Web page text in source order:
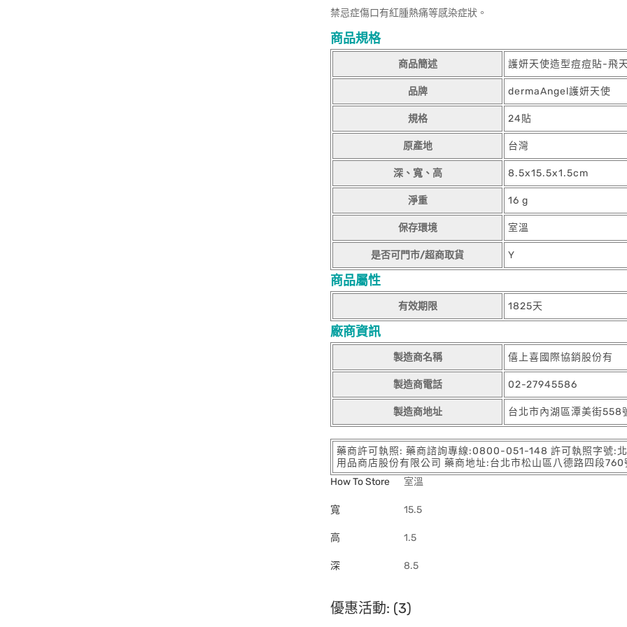
禁忌症傷口有紅腫熱痛等感染症狀。
商品規格
商品簡述 護妍天使造型痘痘貼-飛
品牌 dermaAngel護妍天使
規格 24貼
原產地 台灣
深、寬、高 8.5x15.5x1.5cm
淨重 16 g
保存環境 室溫
是否可門市/超商取貨 Y
商品屬性
有效期限 1825天
廠商資訊
製造商名稱 僖上喜國際協銷股份有
製造商電話 02-27945586
製造商地址 台北市內湖區潭美街558
藥商許可執照: 藥商諮詢專線:0800-051-148 許可執照字號:
用品商店股份有限公司 藥商地址:台北市松山區八德路四段
How To Store
室溫
寬 15.5
高 1.5
深 8.5
優惠活動: (3)